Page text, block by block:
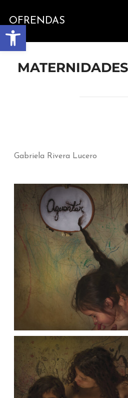
Abrir barra de herramientas
OFRENDAS
Gabriela Rivera Lucero